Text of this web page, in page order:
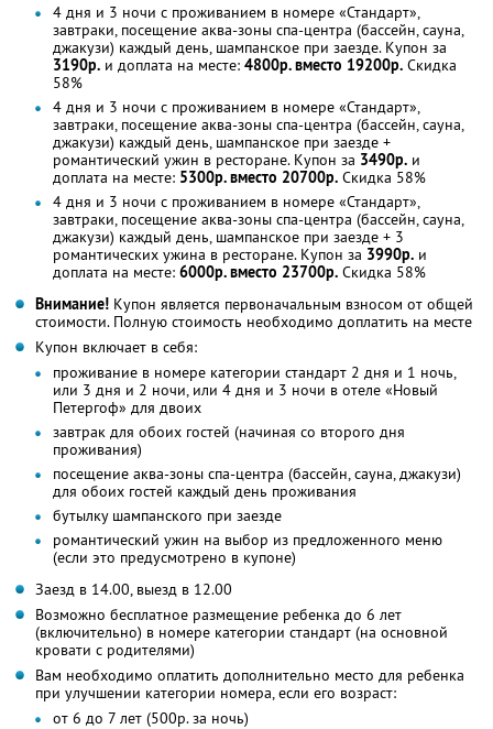
4 дня и 3 ночи с проживанием в номере «Стандарт»,
завтраки, посещение аква-зоны спа-центра (бассейн, сауна,
джакузи) каждый день, шампанское при заезде. Купон за
3190р. и доплата на месте: 4800р. вместо 19200р. Скидка
58%
4 дня и 3 ночи с проживанием в номере «Стандарт»,
завтраки, посещение аква-зоны спа-центра (бассейн, сауна,
джакузи) каждый день, шампанское при заезде +
романтический ужин в ресторане. Купон за 3490р. и
доплата на месте: 5300р. вместо 20700р. Скидка 58%
4 дня и 3 ночи с проживанием в номере «Стандарт»,
завтраки, посещение аква-зоны спа-центра (бассейн, сауна,
джакузи) каждый день, шампанское при заезде + 3
романтических ужина в ресторане. Купон за 3990р. и
доплата на месте: 6000р. вместо 23700р. Скидка 58%
Внимание! Купон является первоначальным взносом от общей
стоимости. Полную стоимость необходимо доплатить на месте
Купон включает в себя:
проживание в номере категории стандарт 2 дня и 1 ночь,
или 3 дня и 2 ночи, или 4 дня и 3 ночи в отеле «Новый
Петергоф» для двоих
завтрак для обоих гостей (начиная со второго дня
проживания)
посещение аква-зоны спа-центра (бассейн, сауна, джакузи)
для обоих гостей каждый день проживания
бутылку шампанского при заезде
романтический ужин на выбор из предложенного меню
(если это предусмотрено в купоне)
Заезд в 14.00, выезд в 12.00
Возможно бесплатное размещение ребенка до 6 лет
(включительно) в номере категории стандарт (на основной
кровати с родителями)
Вам необходимо оплатить дополнительно место для ребенка
при улучшении категории номера, если его возраст:
от 6 до 7 лет (500р. за ночь)